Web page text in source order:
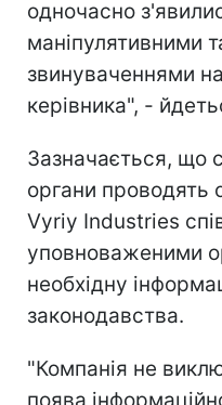
одночасно
маніпулятивними
звинуваченнями
керівника", -
Зазначається, що
органи проводять
Vyriy Industries
уповноваженими
необхідну
законодавства.
"Компанія не
поява